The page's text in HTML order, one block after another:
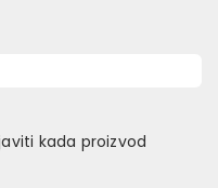
kada proizvod